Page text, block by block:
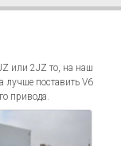
или 2JZ то, на наш
лучше поставить V6
привода.